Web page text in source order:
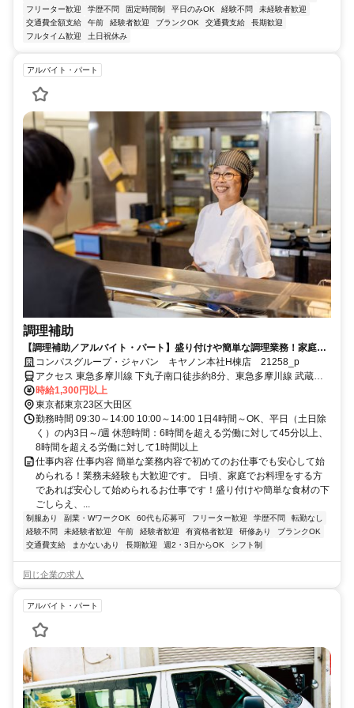
フリーター歓迎
学歴不問 固定時間制 平日のみOK 経験不問
未経験者歓迎
交通費全額支給
午前 経験者歓迎 ブランクOK 交通費支給
長期歓迎
フルタイム歓迎
土日祝休み
アルバイト・パート
調理補助
【調理補助／アルバイト・パート】盛り付けや簡単な調理業務！家庭の
調理レベルでOK！
コンパスグループ・ジャパン キヤノン本社H棟店 21258_p
アクセス 東急多摩川線 下丸子南口徒歩約8分、東急多摩川線 武蔵新
田南口徒歩約13分、東急多摩川線 鵜の木西口徒歩約13分
時給1,300円以上
東京都東京23区大田区
勤務時間 09:30～14:00 10:00～14:00 1日4時間～OK、平日（土日除
く）の内3日～/週 休憩時間：6時間を超える労働に対して45分以上、
8時間を超える労働に対して1時間以上
仕事内容 仕事内容 簡単な業務内容で初めてのお仕事でも安心して始
められる！業務未経験も大歓迎です。 日頃、家庭でお料理をする方
であれば安心して始められるお仕事です！盛り付けや簡単な食材の下
ごしらえ、...
制服あり 副業・WワークOK 60代も応募可 フリーター歓迎 学歴不問
転勤なし
経験不問
未経験者歓迎 午前 経験者歓迎 有資格者歓迎 研修あり
ブランクOK
交通費支給
まかないあり 長期歓迎 週2・3日からOK シフト制
同じ企業の求人
アルバイト・パート